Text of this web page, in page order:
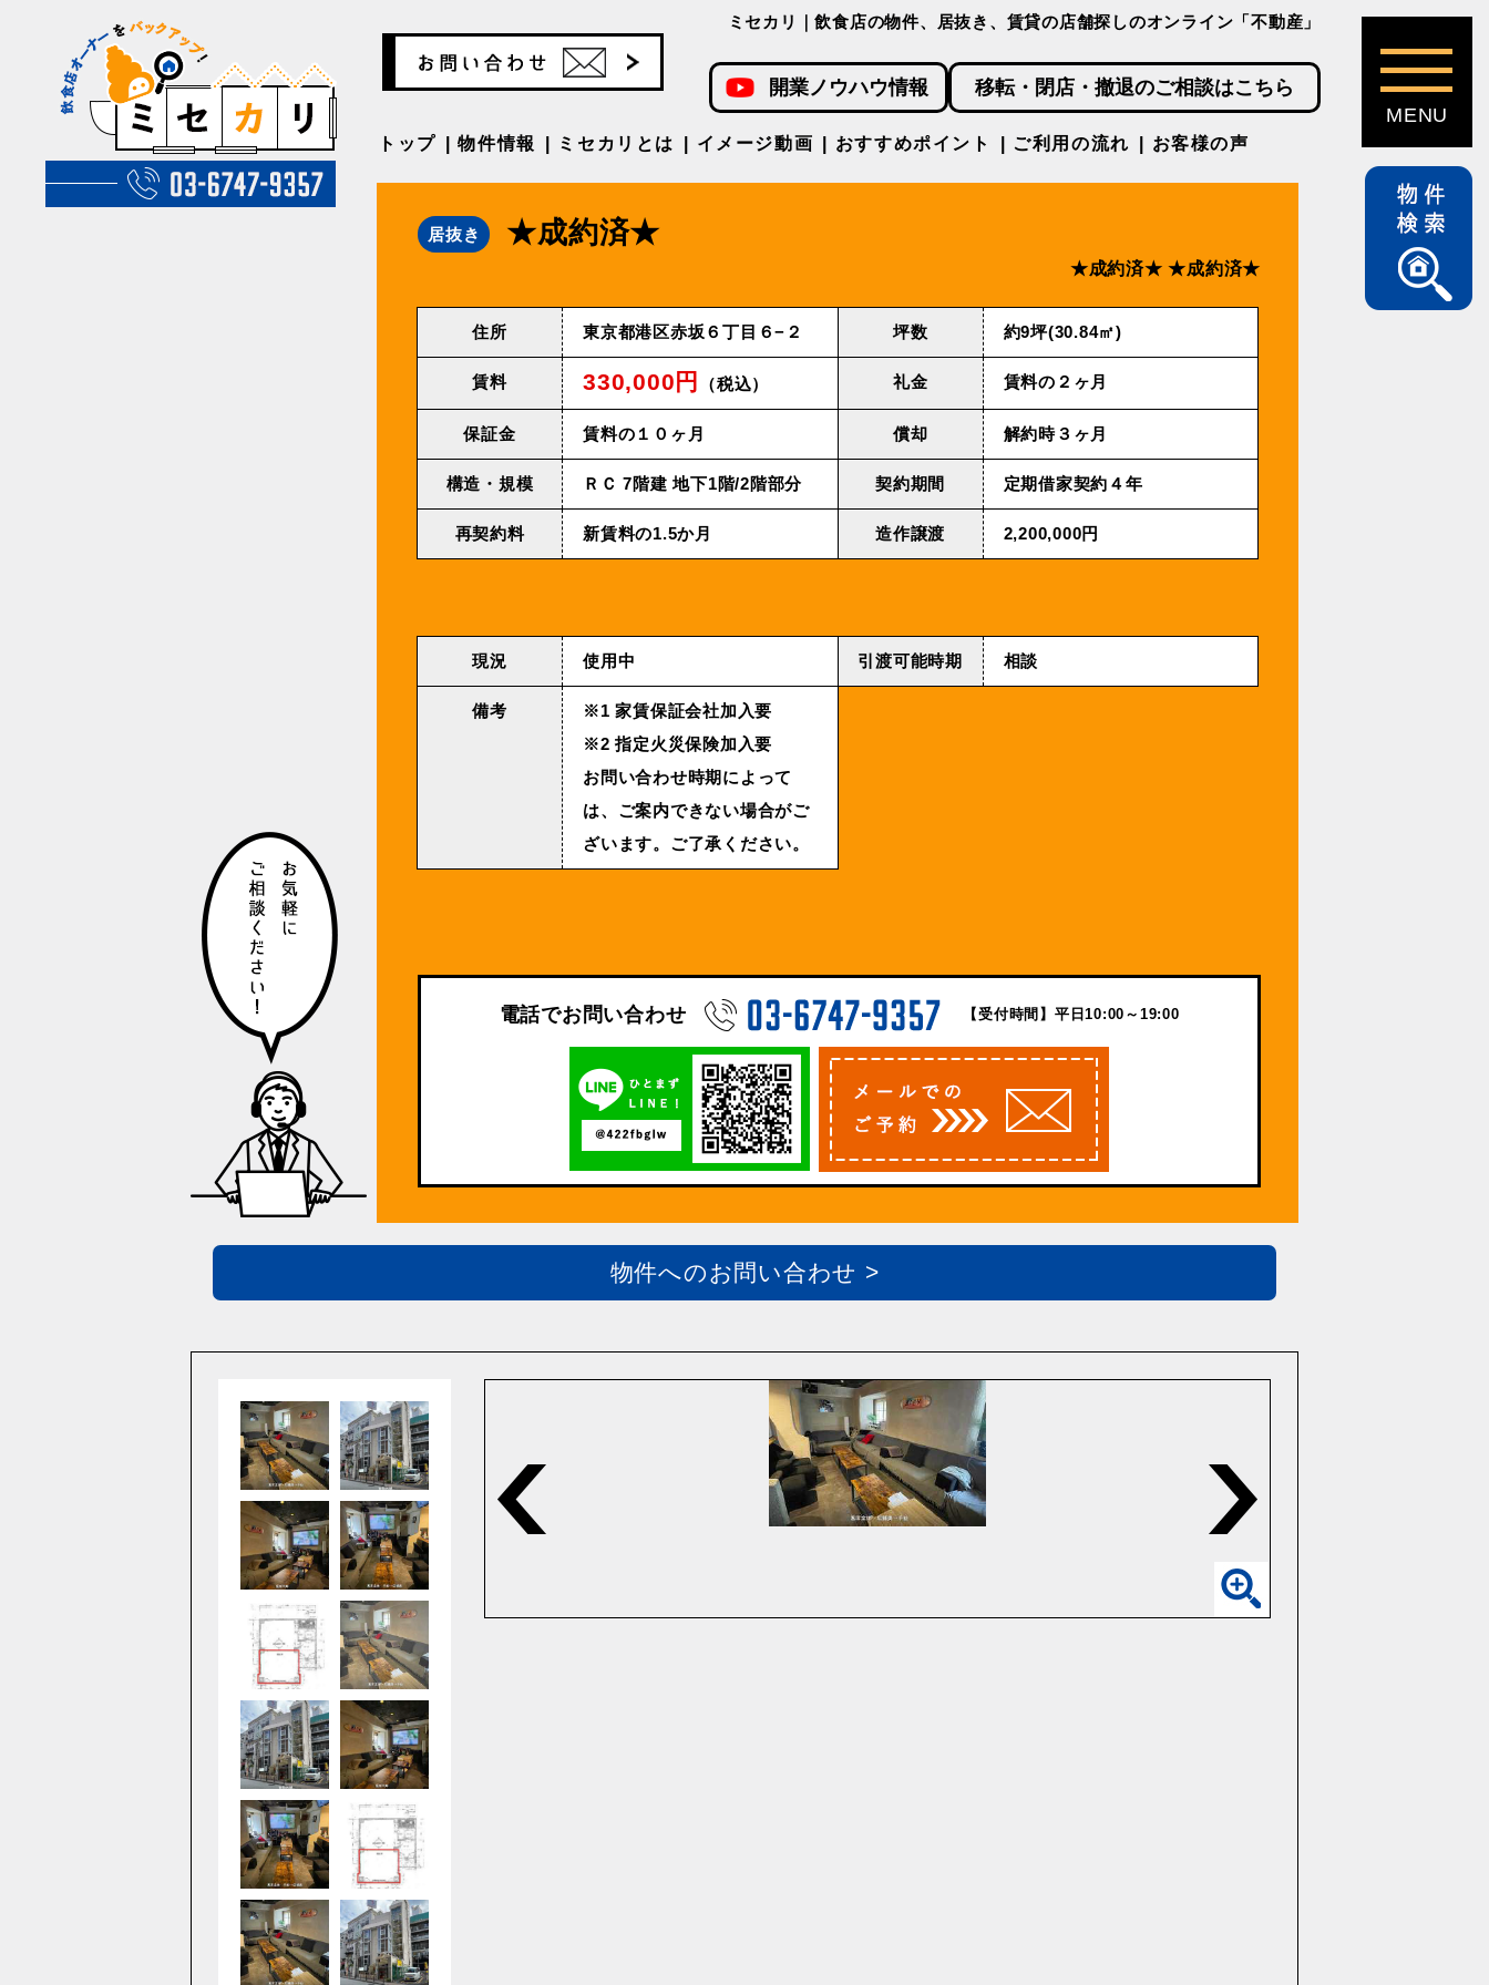
ミセカリ｜飲食店の物件、居抜き、賃貸の店舗探しのオンライン「不動産」
開業ノウハウ情報 移転・閉店・撤退のご相談はこちら
トップ 物件情報 ミセカリとは イメージ動画 おすすめポイント ご利用の流れ お客様の声
居抜き ★成約済★
★成約済★ ★成約済★
住所 東京都港区赤坂６丁目６−２ 坪数 約9坪(30.84㎡)
賃料 330,000円 （税込） 礼金 賃料の２ヶ月
保証金 賃料の１０ヶ月 償却 解約時３ヶ月
構造・規模 ＲＣ 7階建 地下1階/2階部分 契約期間 定期借家契約４年
再契約料 新賃料の1.5か月 造作譲渡 2,200,000円
現況 使用中 引渡可能時期 相談
備考
※1 家賃保証会社加入要
※2 指定火災保険加入要
お問い合わせ時期によって
は、ご案内できない場合がご
ざいます。ご了承ください。
電話でお問い合わせ 【受付時間】平日10:00～19:00
物件へのお問い合わせ >